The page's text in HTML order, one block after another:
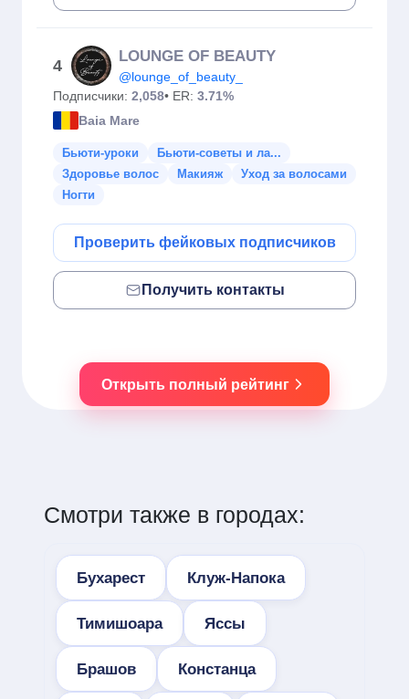
4
LOUNGE OF BEAUTY
@lounge_of_beauty_
Подписчики: 2,058• ER: 3.71%
Baia Mare
Бьюти-уроки
Бьюти-советы и ла...
Здоровье волос
Макияж
Уход за волосами
Ногти
Проверить фейковых подписчиков
Получить контакты
Открыть полный рейтинг
Смотри также в городах:
Бухарест Клуж-Напока
Тимишоара Яссы
Брашов Констанца